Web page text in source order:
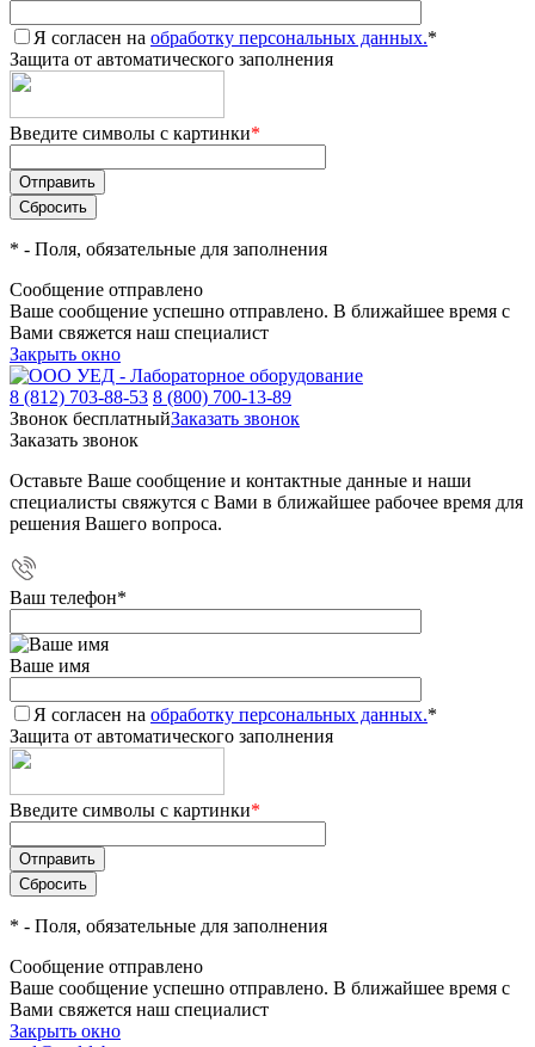
Я согласен на обработку персональных данных.*
Защита от автоматического заполнения
Введите символы с картинки*
* - Поля, обязательные для заполнения
Сообщение отправлено
Ваше сообщение успешно отправлено. В ближайшее время с
Вами свяжется наш специалист
Закрыть окно
8 (812) 703-88-53 8 (800) 700-13-89
Звонок бесплатныйЗаказать звонок
Заказать звонок
Оставьте Ваше сообщение и контактные данные и наши
специалисты свяжутся с Вами в ближайшее рабочее время для
решения Вашего вопроса.
Ваш телефон*
Ваше имя
Я согласен на обработку персональных данных.*
Защита от автоматического заполнения
Введите символы с картинки*
* - Поля, обязательные для заполнения
Сообщение отправлено
Ваше сообщение успешно отправлено. В ближайшее время с
Вами свяжется наш специалист
Закрыть окно